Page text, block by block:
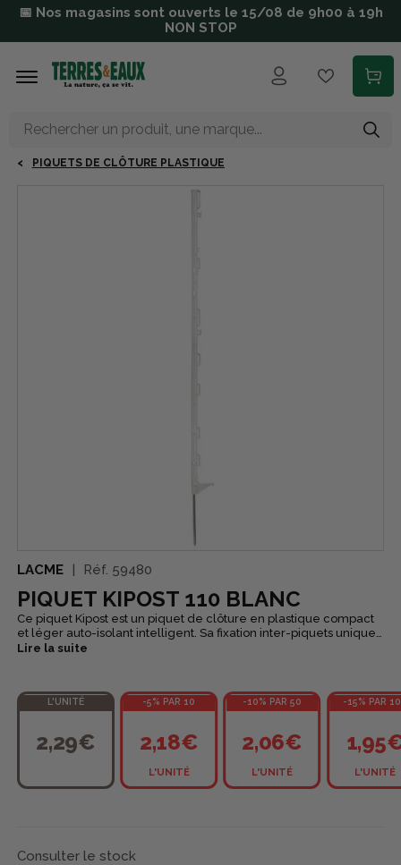
Aller au contenu principal
📅 Nos magasins sont ouverts le 15/08 de 9h00 à 19h
NON STOP
PIQUETS DE CLÔTURE PLASTIQUE
LACME Réf. 59480
PIQUET KIPOST 110 BLANC
Ce piquet Kipost est un piquet de clôture en plastique compact
et léger auto-isolant intelligent. Sa fixation inter-piquets unique
et brevetée permet un transport et un déplacement facilité. Il
Lire la suite
L'UNITÉ
2,29€
-5% PAR 10
2,18€
L'UNITÉ
-10% PAR 50
2,06€
L'UNITÉ
-15% PAR
L'UNITÉ
Consulter le stock